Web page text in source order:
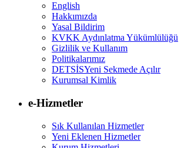
English
Hakkımızda
Yasal Bildirim
KVKK Aydınlatma Yükümlülüğü
Gizlilik ve Kullanım
Politikalarımız
DETSİSYeni Sekmede Açılır
Kurumsal Kimlik
e-Hizmetler
Sık Kullanılan Hizmetler
Yeni Eklenen Hizmetler